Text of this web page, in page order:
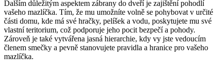
Dalším důležitým aspektem zábrany​ do dveří ⁢je⁢ zajištění ​pohodlí
vašeho mazlíčka. ‍Tím,‌ že⁢ mu umožníte volně se pohybovat v určité⁣
části domu, kde má své ⁢hračky, pelíšek a vodu, poskytujete⁣ mu své
vlastní teritorium, což podporuje jeho pocit bezpečí a pohody.
Zároveň je také vytvářena jasná hierarchie, kdy vy jste vedoucím
členem smečky a pevně⁢ stanovujete pravidla a hranice pro vašeho
mazlíčka.